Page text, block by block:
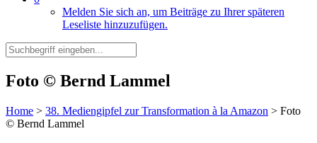
Melden Sie sich an, um Beiträge zu Ihrer späteren
Leseliste hinzuzufügen.
Foto © Bernd Lammel
Home > 38. Mediengipfel zur Transformation à la Amazon > Foto
© Bernd Lammel